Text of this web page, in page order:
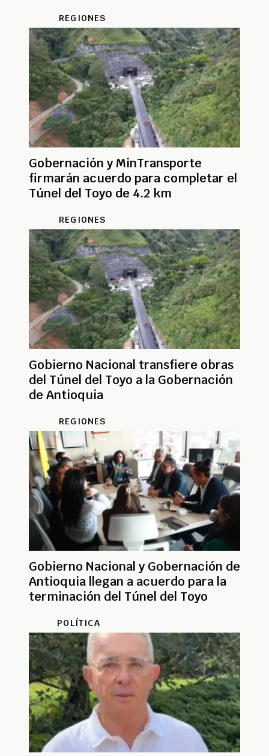
REGIONES
Gobernación y MinTransporte
firmarán acuerdo para completar el
Túnel del Toyo de 4.2 km
REGIONES
Gobierno Nacional transfiere obras
del Túnel del Toyo a la Gobernación
de Antioquia
REGIONES
Gobierno Nacional y Gobernación de
Antioquia llegan a acuerdo para la
terminación del Túnel del Toyo
POLÍTICA